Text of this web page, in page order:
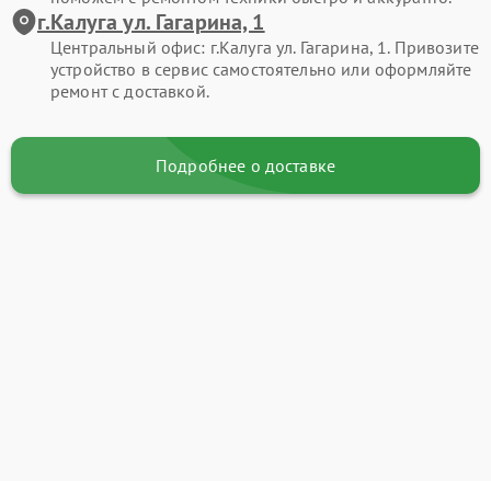
г.Калуга ул. Гагарина, 1
Центральный офис: г.Калуга ул. Гагарина, 1. Привозите
устройство в сервис самостоятельно или оформляйте
ремонт с доставкой.
Подробнее о доставке